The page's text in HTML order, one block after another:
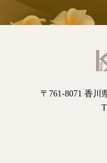
〒761-8071 香川